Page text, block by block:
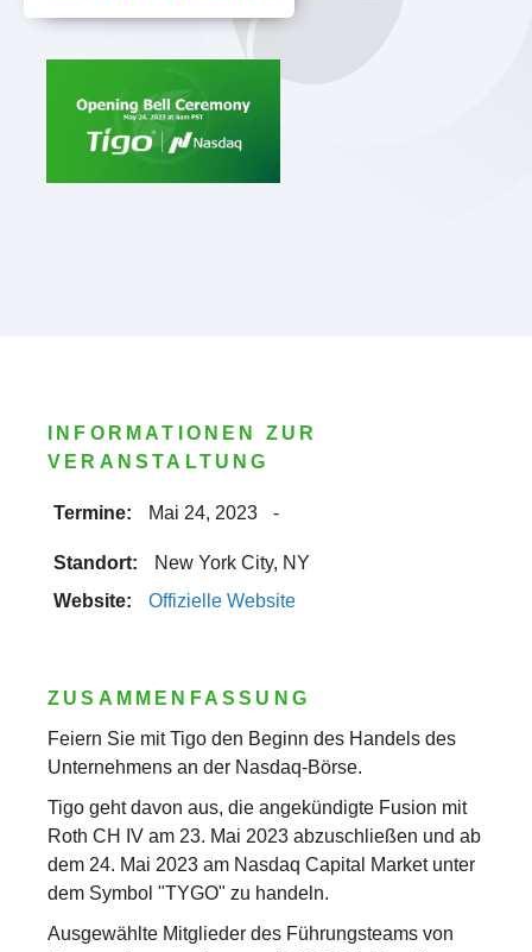
INFORMATIONEN ZUR
VERANSTALTUNG
Termine: Mai 24, 2023 -
Standort:
New York City, NY
Website:
Offizielle Website
ZUSAMMENFASSUNG
Feiern Sie mit Tigo den Beginn des Handels des
Unternehmens an der Nasdaq-Börse.
Tigo geht davon aus, die angekündigte Fusion mit
Roth CH IV am 23. Mai 2023 abzuschließen und ab
dem 24. Mai 2023 am Nasdaq Capital Market unter
dem Symbol "TYGO" zu handeln.
Ausgewählte Mitglieder des Führungsteams von